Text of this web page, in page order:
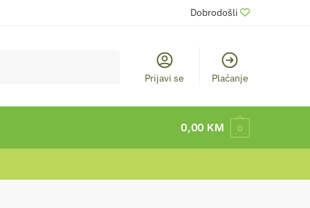
Dobrodošli
Prijavi se Plaćanje
0,00 KM 0